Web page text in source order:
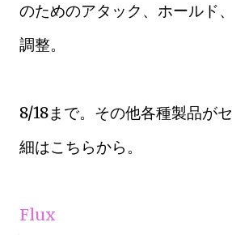
のためのアタック、ホールド
調整。
8/18まで。その他各種製品が
細はこちらから。
Flux